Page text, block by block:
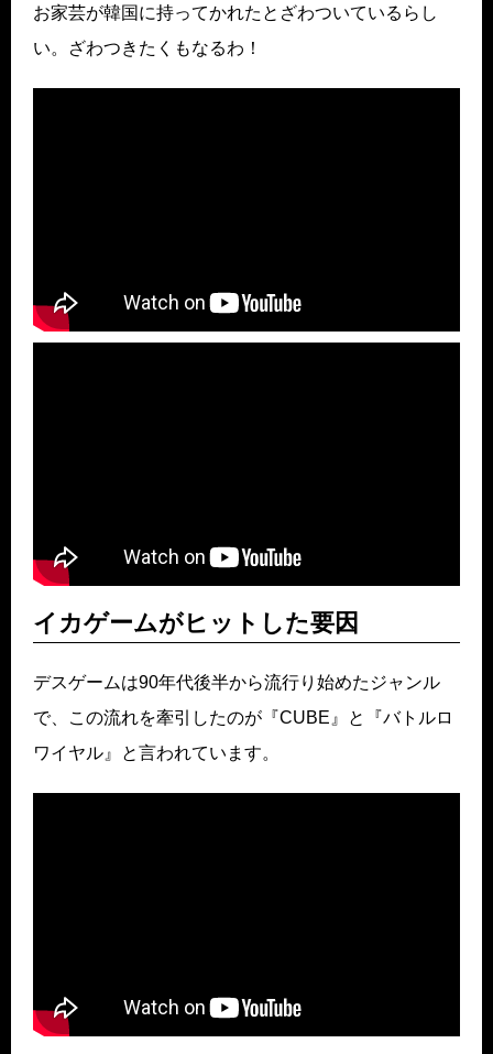
お家芸が韓国に持ってかれたとざわついているらし
い。ざわつきたくもなるわ！
イカゲームがヒットした要因
デスゲームは90年代後半から流行り始めたジャンル
で、この流れを牽引したのが『CUBE』と『バトルロ
ワイヤル』と言われています。